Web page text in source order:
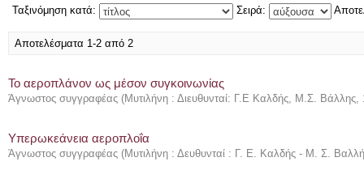
Ταξινόμηση κατά: Σειρά:
Αποτελέσματα 1-2 από 2
Το αεροπλάνον ως μέσον συγκοινωνίας
Άγνωστος συγγραφέας (Μυτιλήνη : Διευθυνταί: Γ.Ε Καλδής, Μ.Σ. Βάλλης,
Υπερωκεάνεια αεροπλοΐα
Άγνωστος συγγραφέας (Μυτιλήνη : Δευθυνταί : Γ. Ε. Καλδής - Μ. Σ.